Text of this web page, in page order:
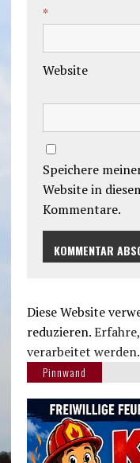
*
Website
Speichere
Website in
Kommentare.
Diese Website
reduzieren.
verarbeitet werden.
Pinnwand